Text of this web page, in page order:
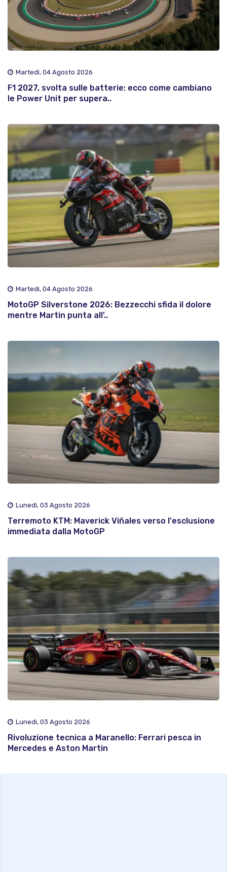
Martedì, 04 Agosto 2026
F1 2027, svolta sulle batterie: ecco come cambiano
le Power Unit per supera..
Martedì, 04 Agosto 2026
MotoGP Silverstone 2026: Bezzecchi sfida il dolore
mentre Martin punta all'..
Lunedì, 03 Agosto 2026
Terremoto KTM: Maverick Viñales verso l'esclusione
immediata dalla MotoGP
Lunedì, 03 Agosto 2026
Rivoluzione tecnica a Maranello: Ferrari pesca in
Mercedes e Aston Martin